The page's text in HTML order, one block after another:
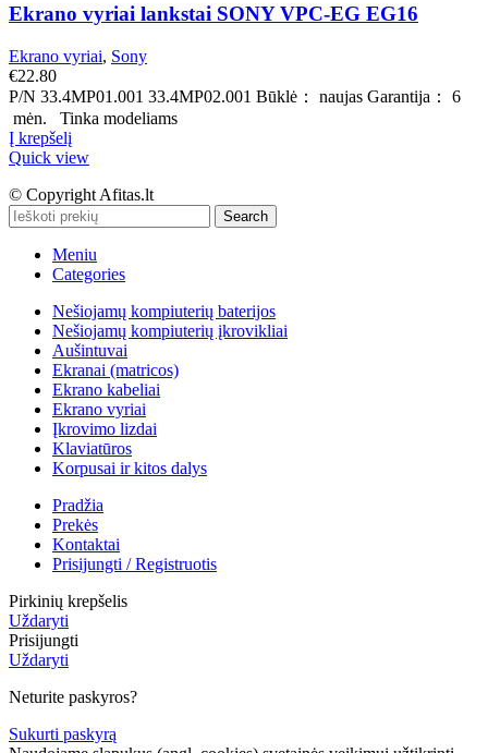
Ekrano vyriai lankstai SONY VPC-EG EG16
Ekrano vyriai, Sony
€22.80
P/N 33.4MP01.001 33.4MP02.001 Būklė： naujas Garantija： 6
mėn. Tinka modeliams
Į krepšelį
Quick view
© Copyright Afitas.lt
Search
Meniu
Categories
Nešiojamų kompiuterių baterijos
Nešiojamų kompiuterių įkrovikliai
Aušintuvai
Ekranai (matricos)
Ekrano kabeliai
Ekrano vyriai
Įkrovimo lizdai
Klaviatūros
Korpusai ir kitos dalys
Pradžia
Prekės
Kontaktai
Prisijungti / Registruotis
Pirkinių krepšelis
Uždaryti
Prisijungti
Uždaryti
Neturite paskyros?
Sukurti paskyrą